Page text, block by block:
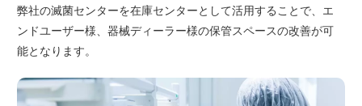
弊社の滅菌センターを在庫センターとして活用することで、エ
ンドユーザー様、器械ディーラー様の保管スペースの改善が可
能となります。